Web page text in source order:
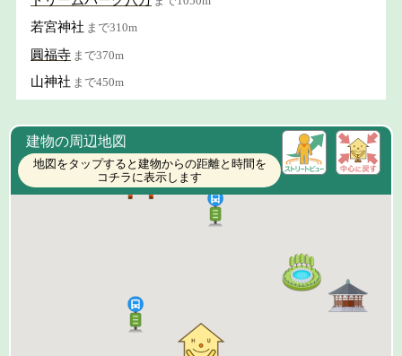
若宮神社 まで310m
圓福寺 まで370m
山神社 まで450m
建物の周辺地図
地図をタップすると建物からの距離と時間を
コチラに表示します